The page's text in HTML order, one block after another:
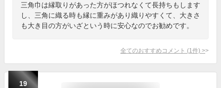
三角巾は縁取りがあった方がほつれなくて長持ちもします
し、三角に織る時も縁に重みがあり織りやすくて、大きさ
も大き目の方がいざという時に安心なのでお勧めです。
全てのおすすめコメント (1 件) >
19